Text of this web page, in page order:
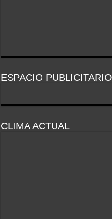
ESPACIO PUBLICITARIO
CLIMA ACTUAL